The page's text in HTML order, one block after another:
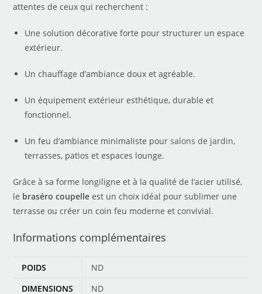
attentes de ceux qui recherchent :
Une solution décorative forte pour structurer un espace
extérieur.
Un chauffage d’ambiance doux et agréable.
Un équipement extérieur esthétique, durable et
fonctionnel.
Un feu d’ambiance minimaliste pour salons de jardin,
terrasses, patios et espaces lounge.
Grâce à sa forme longiligne et à la qualité de l’acier utilisé,
le braséro coupelleest un choix idéal pour sublimer une
terrasse ou créer un coin feu moderne et convivial.
Informations complémentaires
POIDS
ND
DIMENSIONS
ND